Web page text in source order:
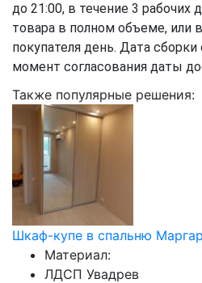
до 21:00, в течение 3 рабочих
товара в полном объеме, или
покупателя день. Дата сборки
момент согласования даты
Также популярные решения:
Шкаф-купе в спальню
Материал:
ЛДСП Увадрев